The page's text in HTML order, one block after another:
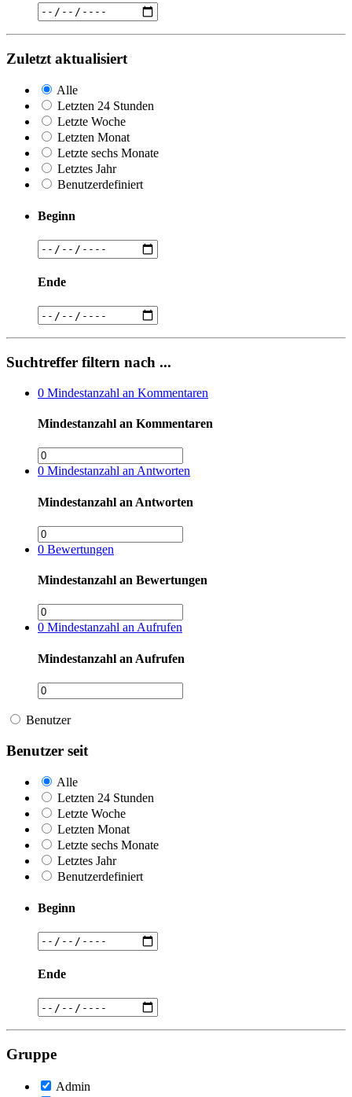
Zuletzt aktualisiert
Alle
Letzten 24 Stunden
Letzte Woche
Letzten Monat
Letzte sechs Monate
Letztes Jahr
Benutzerdefiniert
Beginn
Ende
Suchtreffer filtern nach ...
0 Mindestanzahl an Kommentaren
Mindestanzahl an Kommentaren
0 Mindestanzahl an Antworten
Mindestanzahl an Antworten
0 Bewertungen
Mindestanzahl an Bewertungen
0 Mindestanzahl an Aufrufen
Mindestanzahl an Aufrufen
Benutzer
Benutzer seit
Alle
Letzten 24 Stunden
Letzte Woche
Letzten Monat
Letzte sechs Monate
Letztes Jahr
Benutzerdefiniert
Beginn
Ende
Gruppe
Admin